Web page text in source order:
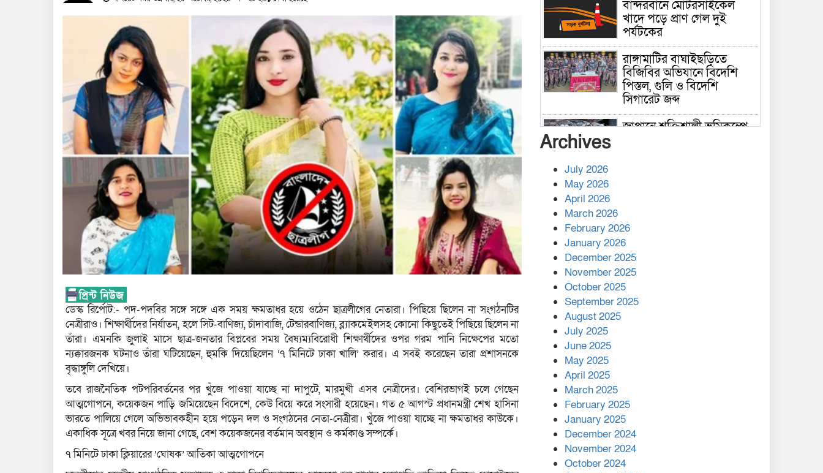
ডেস্ক রির্পোট:- পদ-পদবির সঙ্গে সঙ্গে এক সময় ক্ষমতাধর হয়ে ওঠেন ছাত্রলীগের নেতারা। পিছিয়ে ছিলেন না সংগঠনটির
নেত্রীরাও। শিক্ষার্থীদের নির্যাতন, হলে সিট-বাণিজ‍্য, চাঁদাবাজি, টেন্ডারবাণিজ‍্য, ব্ল‍্যাকমেইলসহ কোনো কিছুতেই পিছিয়ে ছিলেন না
তাঁরা। এমনকি জুলাই মাসে ছাত্র-জনতার বিপ্লবের সময় বৈষ্যম্যবিরোধী শিক্ষার্থীদের ওপর গরম পানি নিক্ষেপের মতো
ন‍্যক্কারজন‍ক ঘটনাও তাঁরা ঘটিয়েছেন, হুমকি দিয়েছিলেন ‘৭ মিনিটে ঢাকা খালি’ করার। এ সবই করেছেন তারা প্রশাসনকে
বৃদ্ধাঙ্গুলি দেখিয়ে।
তবে রাজনৈতিক পটপরিবর্তনের পর খুঁজে পাওয়া যাচ্ছে না দাপুটে, মারমুখী এসব নেত্রীদের। বেশিরভাগই চলে গেছেন
আত্মগোপনে, কয়েকজন পাড়ি জমিয়েছেন বিদেশে, কেউ বিয়ে করে সংসারী হয়েছেন। গত ৫ আগস্ট প্রধানমন্ত্রী শেখ হাসিনা
ভারতে পালিয়ে গেলে অভিভাবকহীন হয়ে পড়েন দল ও সংগঠনের নেতা-নেত্রীরা। খুঁজে পাওয়া যাচ্ছে না ক্ষমতাধর কাউকে।
একাধিক সূত্রে খবর নিয়ে জানা গেছে, বেশ কয়েকজনের বর্তমান অবস্থান ও কর্মকাণ্ড সম্পর্কে।
৭ মিনিটে ঢাকা ক্লিয়ারের ‘ঘোষক’ আতিকা আত্মগোপনে
বান্দরবানে মোটরসাইকেল
খাদে পড়ে প্রাণ গেল দুই
পর্যটকের
রাঙ্গামাটির বাঘাইছড়িতে
বিজিবির অভিযানে বিদেশি
পিস্তল, গুলি ও বিদেশি
সিগারেট জব্দ
জাপানে শক্তিশালী ভূমিকম্পে
কাপ্তাই প্রেস ক্লাবের সভাপতি
মাহফুজ, সম্পাদক রিপন মারমা
নির্বাচিত
মালয়েশিয়ার প্রধানমন্ত্রীকে চিঠি
দেয়ার পর ফোন তারেক
রহমানের,গ্যাস সঙ্কট
মোকাবিলায় সহায়তার আশ্বাস
এক বিলিয়ন ডলার বিনিয়োগ
হবে আনোয়ারায়
বান্দরবানে বন্যায় ক্ষতিগ্রস্তদের
মাঝে সহায়তা দিলেন সাচিং প্রু
Archives
July 2026
May 2026
April 2026
March 2026
February 2026
January 2026
December 2025
November 2025
October 2025
September 2025
August 2025
July 2025
June 2025
May 2025
April 2025
March 2025
February 2025
January 2025
December 2024
November 2024
October 2024